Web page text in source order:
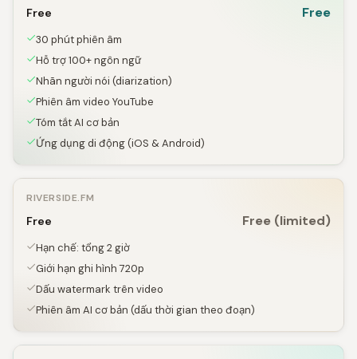
Free Free
30 phút phiên âm
Hỗ trợ 100+ ngôn ngữ
Nhãn người nói (diarization)
Phiên âm video YouTube
Tóm tắt AI cơ bản
Ứng dụng di động (iOS & Android)
RIVERSIDE.FM
Free Free (limited)
Hạn chế: tổng 2 giờ
Giới hạn ghi hình 720p
Dấu watermark trên video
Phiên âm AI cơ bản (dấu thời gian theo đoạn)